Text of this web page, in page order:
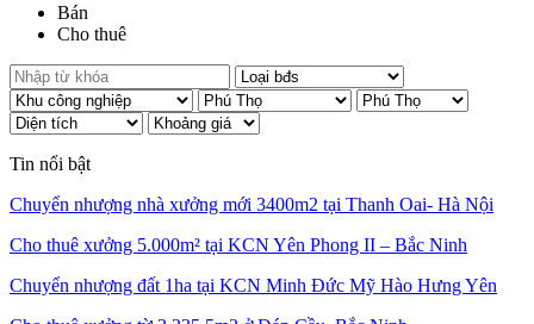
Bán
Cho thuê
Tin nổi bật
Chuyển nhượng nhà xưởng mới 3400m2 tại Thanh Oai- Hà Nội
Cho thuê xưởng 5.000m² tại KCN Yên Phong II – Bắc Ninh
Chuyển nhượng đất 1ha tại KCN Minh Đức Mỹ Hào Hưng Yên